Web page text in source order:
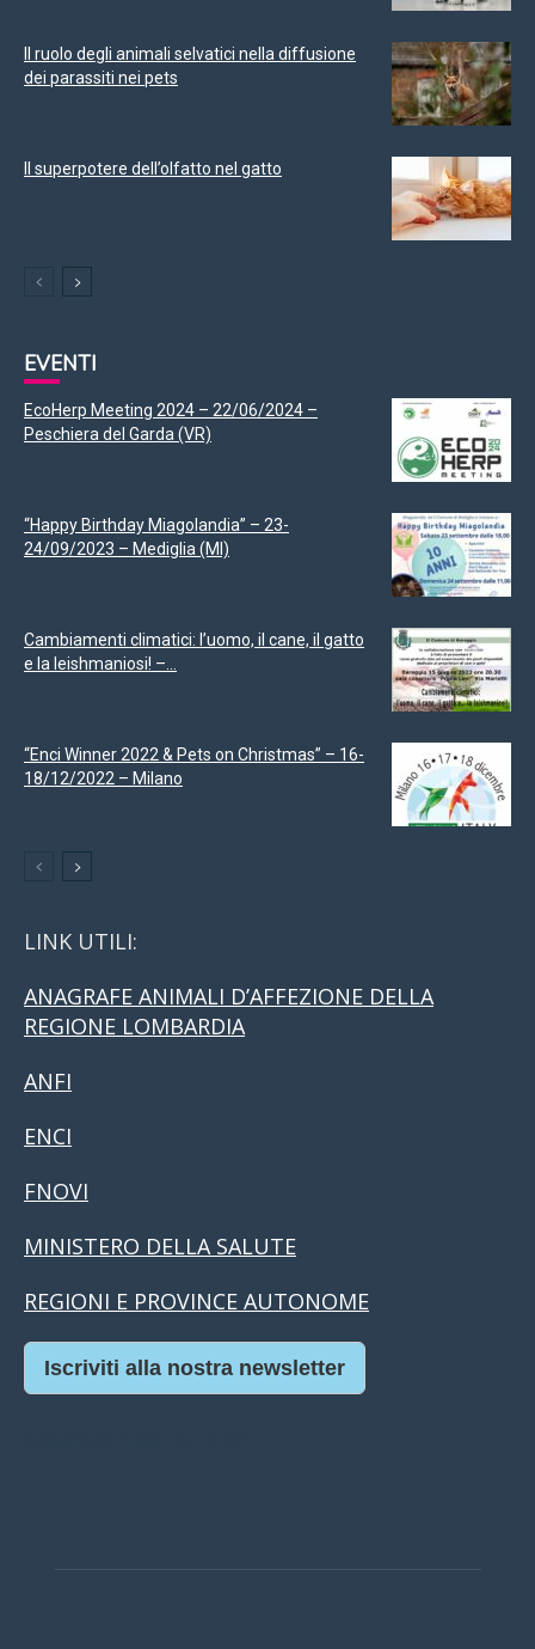
Il ruolo degli animali selvatici nella diffusione
dei parassiti nei pets
Il superpotere dell’olfatto nel gatto
EVENTI
EcoHerp Meeting 2024 – 22/06/2024 –
Peschiera del Garda (VR)
“Happy Birthday Miagolandia” – 23-
24/09/2023 – Mediglia (MI)
Cambiamenti climatici: l’uomo, il cane, il gatto
e la leishmaniosi! –...
“Enci Winner 2022 & Pets on Christmas” – 16-
18/12/2022 – Milano
LINK UTILI:
ANAGRAFE ANIMALI D’AFFEZIONE DELLA
REGIONE LOMBARDIA
ANFI
ENCI
FNOVI
MINISTERO DELLA SALUTE
REGIONI E PROVINCE AUTONOME
Iscriviti alla nostra newsletter